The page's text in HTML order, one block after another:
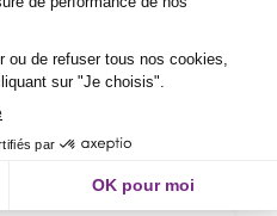
courte